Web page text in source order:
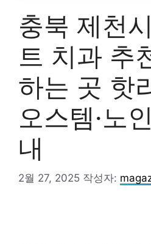
충북 제천
트 치과 추
하는 곳 핫
오스템·노
내
2월 27, 2025 작성자: